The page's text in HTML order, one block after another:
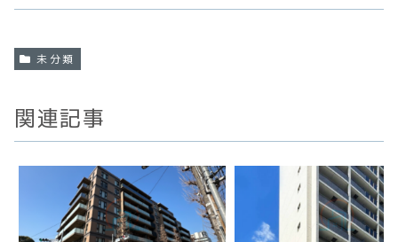
未分類
関連記事